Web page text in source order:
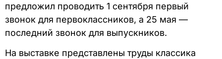
предложил проводить 1 сентября первый
звонок для первоклассников, а 25 мая —
последний звонок для выпускников.
На выставке представлены труды классика